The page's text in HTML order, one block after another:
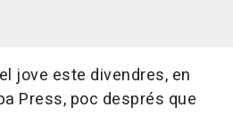
jove este divendres, en
Press, poc després que